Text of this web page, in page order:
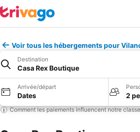
Voir tous les hébergements pour
Destination
Casa Rex Boutique
Arrivée/départ
Dates 2
Comment les paiements influencent notre